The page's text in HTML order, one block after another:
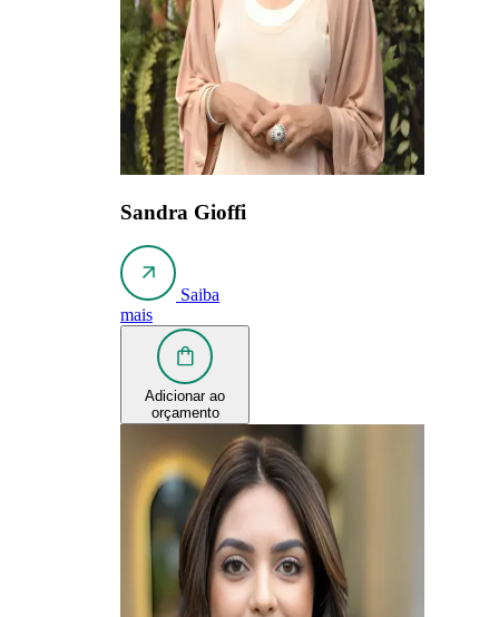
Sandra Gioffi
Saiba
mais
Adicionar ao
orçamento